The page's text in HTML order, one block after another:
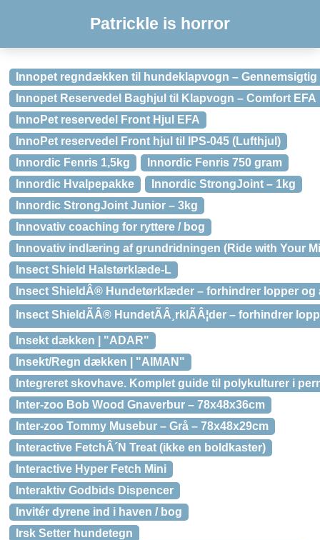
Patrickle is horror
Innopet regndækken til hundeklapvogn – Gennemsigtig
Innopet Reservedel Baghjul til Klapvogn – Comfort EFA
InnoPet reservedel Front Hjul EFA
InnoPet reservedel Front hjul til IPS-045 (Lufthjul)
Innordic Fenris 1,5kg
Innordic Fenris 750 gram
Innordic Hvalpepakke
Innordic StrongJoint – 1kg
Innordic StrongJoint Junior – 3kg
Innovativ coaching for ryttere / bog
Innovativ indlæring af grundridningen (Ride with Your
Insect Shield Halstørklæde-L
Insect ShieldÂ® Hundetørklæder – forhindrer lopper og
Insect ShieldÃÂ® HundetÃÂ¸rklÃÂ¦der – forhindrer
Insekt dækken | "ADAR"
Insekt/Regn dækken | "AIMAN"
Integreret skovhave. Komplet guide til polykulturer i
Inter-zoo Bob Wood Gnaverbur – 78x48x36cm
Inter-zoo Tommy Musebur – Grå – 78x48x29cm
Interactive FetchÂ´N Treat (ikke en boldkaster)
Interactive Hyper Fetch Mini
Interaktiv Godbids Dispencer
Invitér dyrene ind i haven / bog
Irsk Setter hundetegn